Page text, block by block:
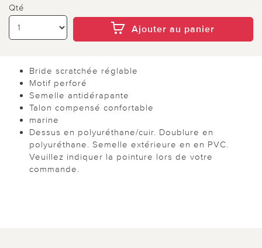
Qté
Ajouter au panier
Bride scratchée réglable
Motif perforé
Semelle antidérapante
Talon compensé confortable
marine
Dessus en polyuréthane/cuir. Doublure en
polyuréthane. Semelle extérieure en en PVC.
Veuillez indiquer la pointure lors de votre
commande.